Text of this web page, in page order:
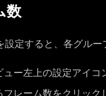
数
設定すると、各グル
ー左上の設定アイコ
レーム数をクリック